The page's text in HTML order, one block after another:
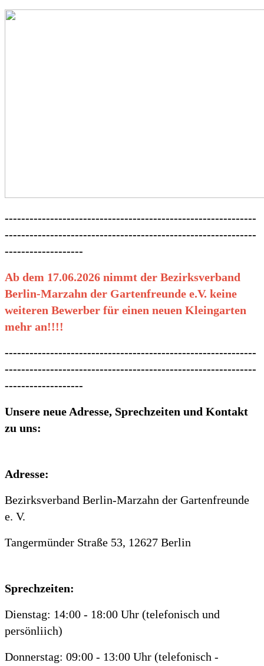
-------------------------------------------------------------
-------------------------------------------------------------
-------------------
Ab dem 17.06.2026 nimmt der Bezirksverband
Berlin-Marzahn der Gartenfreunde e.V. keine
weiteren Bewerber für einen neuen Kleingarten
mehr an!!!!
-------------------------------------------------------------
-------------------------------------------------------------
-------------------
Unsere neue Adresse, Sprechzeiten und Kontakt
zu uns:
Adresse:
Bezirksverband Berlin-Marzahn der Gartenfreunde
e. V.
Tangermünder Straße 53, 12627 Berlin
Sprechzeiten:
Dienstag: 14:00 - 18:00 Uhr (telefonisch und
persönliich)
Donnerstag: 09:00 - 13:00 Uhr (telefonisch -